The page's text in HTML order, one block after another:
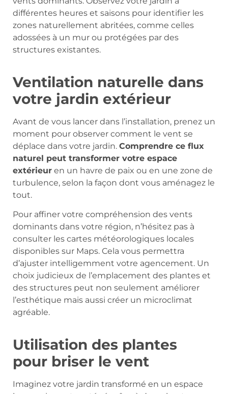
différentes heures et saisons pour identifier les
zones naturellement abritées, comme celles
adossées à un mur ou protégées par des
structures existantes.
Ventilation naturelle dans
votre jardin extérieur
Avant de vous lancer dans l’installation, prenez un
moment pour observer comment le vent se
déplace dans votre jardin. Comprendre ce flux
naturel peut transformer votre espace
extérieur en un havre de paix ou en une zone de
turbulence, selon la façon dont vous aménagez le
tout.
Pour affiner votre compréhension des vents
dominants dans votre région, n’hésitez pas à
consulter les cartes météorologiques locales
disponibles sur Maps. Cela vous permettra
d’ajuster intelligemment votre agencement. Un
choix judicieux de l’emplacement des plantes et
des structures peut non seulement améliorer
l’esthétique mais aussi créer un microclimat
agréable.
Utilisation des plantes
pour briser le vent
Imaginez votre jardin transformé en un espace